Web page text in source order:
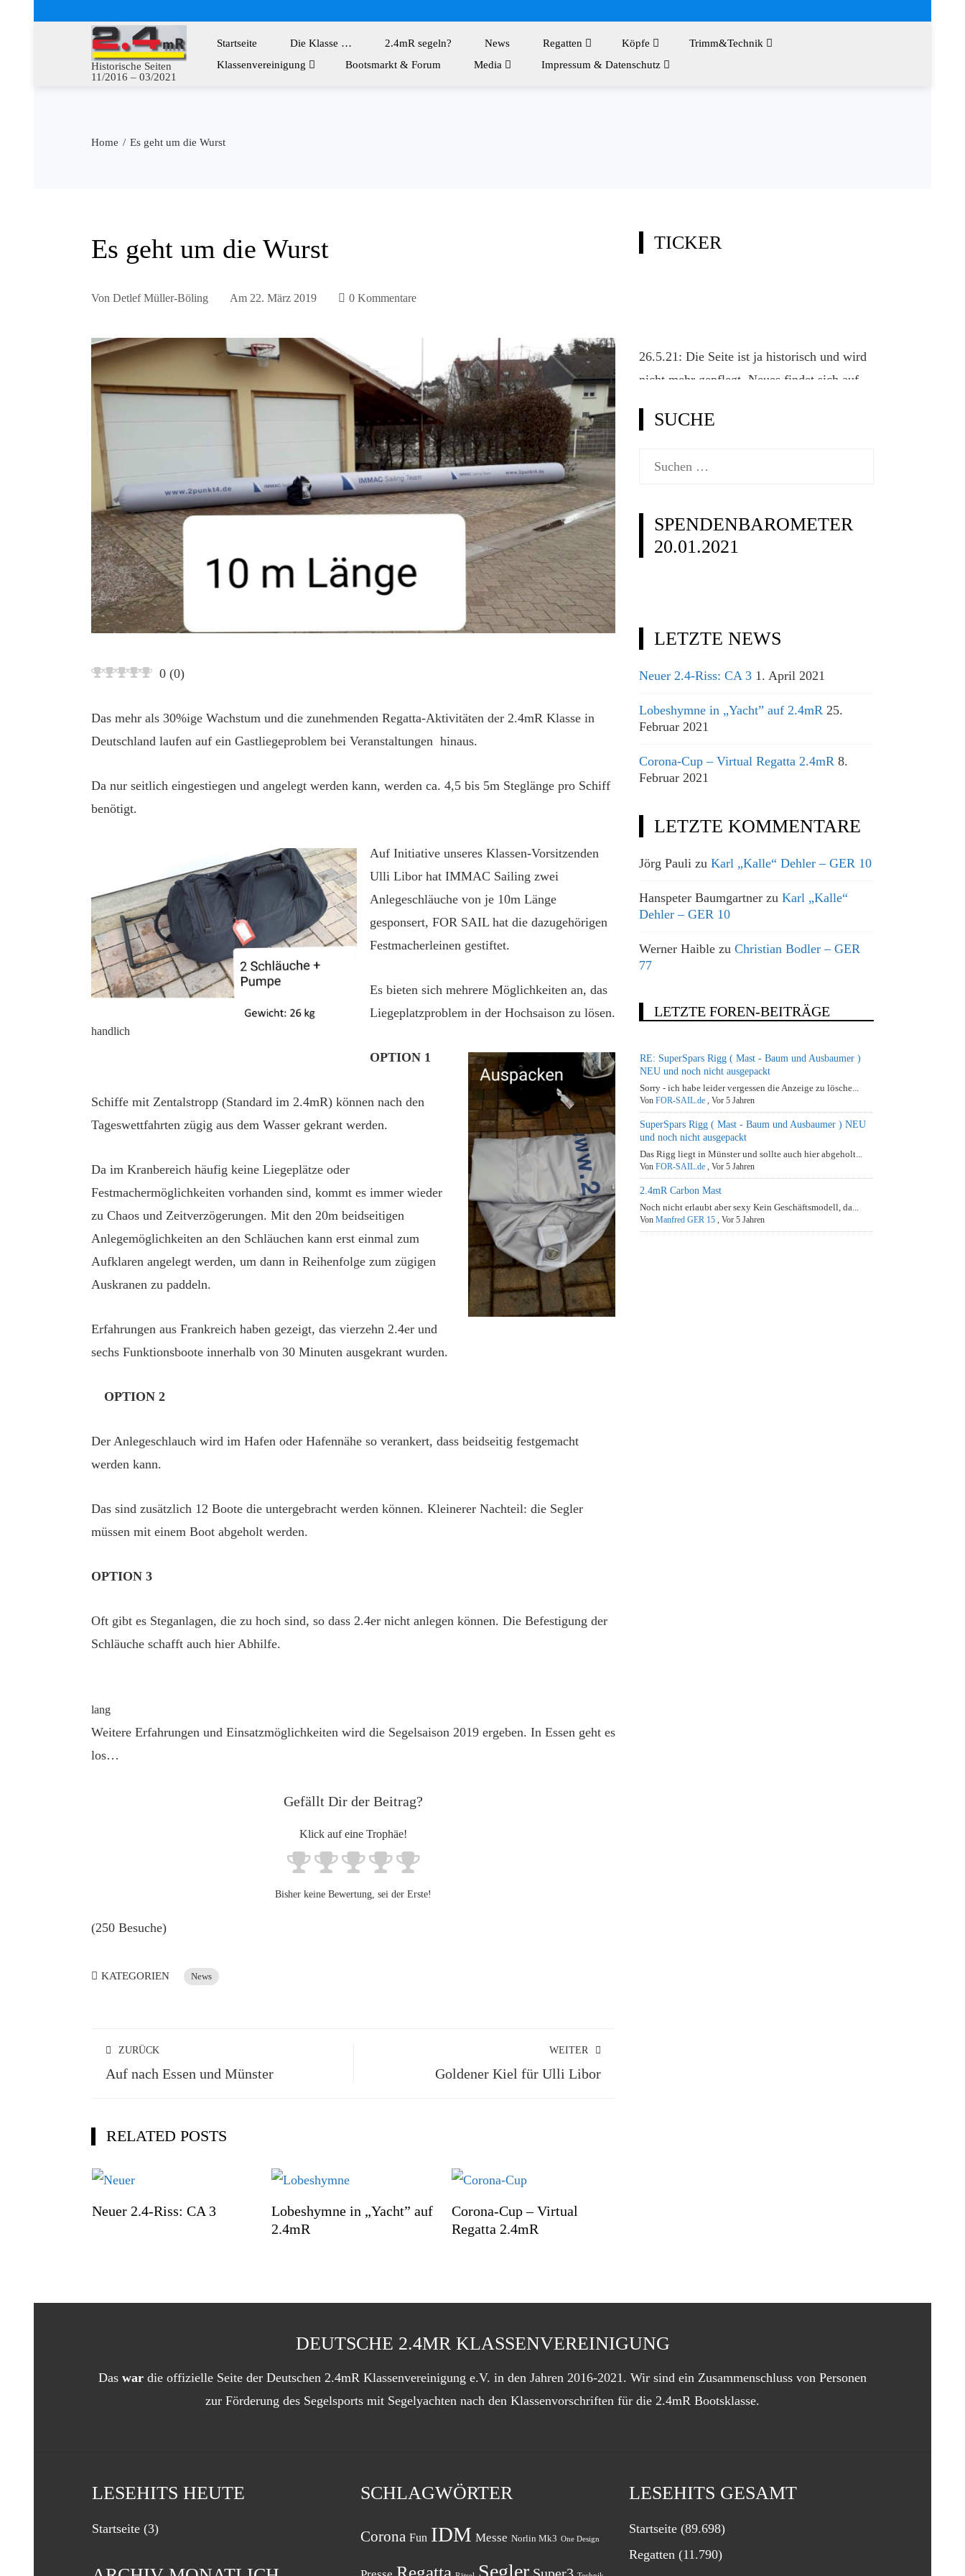
Historische Seiten
11/2016 – 03/2021
Startseite Die Klasse … 2.4mR segeln? News Regatten Köpfe
Trimm&Technik
Klassenvereinigung
Bootsmarkt & Forum Media Impressum & Datenschutz
Home Es geht um die Wurst
Es geht um die Wurst
Von Detlef Müller-Böling Am 22. März 2019 0 Kommentare
0 (0)
Das mehr als 30%ige Wachstum und die zunehmenden Regatta-Aktivitäten der 2.4mR Klasse in
Deutschland laufen auf ein Gastliegeproblem bei Veranstaltungen hinaus.
Da nur seitlich eingestiegen und angelegt werden kann, werden ca. 4,5 bis 5m Steglänge pro Schiff
benötigt.
handlich
Auf Initiative unseres Klassen-Vorsitzenden
Ulli Libor hat IMMAC Sailing zwei
Anlegeschläuche von je 10m Länge
gesponsert, FOR SAIL hat die dazugehörigen
Festmacherleinen gestiftet.
Es bieten sich mehrere Möglichkeiten an, das
Liegeplatzproblem in der Hochsaison zu lösen.
OPTION 1
Schiffe mit Zentalstropp (Standard im 2.4mR) können nach den
Tageswettfahrten zügig aus dem Wasser gekrant werden.
Da im Kranbereich häufig keine Liegeplätze oder
Festmachermöglichkeiten vorhanden sind, kommt es immer wieder
zu Chaos und Zeitverzögerungen. Mit den 20m beidseitigen
Anlegemöglichkeiten an den Schläuchen kann erst einmal zum
Aufklaren angelegt werden, um dann in Reihenfolge zum zügigen
Auskranen zu paddeln.
Erfahrungen aus Frankreich haben gezeigt, das vierzehn 2.4er und
sechs Funktionsboote innerhalb von 30 Minuten ausgekrant wurden.
OPTION 2
Der Anlegeschlauch wird im Hafen oder Hafennähe so verankert, dass beidseitig festgemacht
werden kann.
Das sind zusätzlich 12 Boote die untergebracht werden können. Kleinerer Nachteil: die Segler
müssen mit einem Boot abgeholt werden.
OPTION 3
Oft gibt es Steganlagen, die zu hoch sind, so dass 2.4er nicht anlegen können. Die Befestigung der
Schläuche schafft auch hier Abhilfe.
lang
Weitere Erfahrungen und Einsatzmöglichkeiten wird die Segelsaison 2019 ergeben. In Essen geht es
los…
Gefällt Dir der Beitrag?
Klick auf eine Trophäe!
Bisher keine Bewertung, sei der Erste!
(250 Besuche)
KATEGORIEN News
ZURÜCK
Auf nach Essen und Münster
WEITER
Goldener Kiel für Ulli Libor
RELATED POSTS
Neuer 2.4-Riss: CA 3
Lobeshymne in „Yacht” auf
2.4mR
Corona-Cup – Virtual
Regatta 2.4mR
TICKER
26.5.21: Die Seite ist ja historisch und wird
nicht mehr gepflegt. Neues findet sich auf
www.2punkt4.de.
SUCHE
Suchen
SPENDENBAROMETER
20.01.2021
LETZTE NEWS
Neuer 2.4-Riss: CA 3 1. April 2021
Lobeshymne in „Yacht” auf 2.4mR 25.
Februar 2021
Corona-Cup – Virtual Regatta 2.4mR 8.
Februar 2021
LETZTE KOMMENTARE
Jörg Pauli zu Karl „Kalle“ Dehler – GER 10
Hanspeter Baumgartner zu Karl „Kalle“
Dehler – GER 10
Werner Haible zu Christian Bodler – GER
77
LETZTE FOREN-BEITRÄGE
RE: SuperSpars Rigg ( Mast - Baum und Ausbaumer )
NEU und noch nicht ausgepackt
Sorry - ich habe leider vergessen die Anzeige zu lösche...
Von FOR-SAIL.de , Vor 5 Jahren
SuperSpars Rigg ( Mast - Baum und Ausbaumer ) NEU
und noch nicht ausgepackt
Das Rigg liegt in Münster und sollte auch hier abgeholt...
Von FOR-SAIL.de , Vor 5 Jahren
2.4mR Carbon Mast
Noch nicht erlaubt aber sexy Kein Geschäftsmodell, da...
Von Manfred GER 15 , Vor 5 Jahren
DEUTSCHE 2.4MR KLASSENVEREINIGUNG
Das war die offizielle Seite der Deutschen 2.4mR Klassenvereinigung e.V. in den Jahren 2016-2021. Wir sind ein Zusammenschluss von Personen
zur Förderung des Segelsports mit Segelyachten nach den Klassenvorschriften für die 2.4mR Bootsklasse.
LESEHITS HEUTE
Startseite (3)
SCHLAGWÖRTER
Corona Fun IDM Messe Norlin Mk3 One Design
LESEHITS GESAMT
Startseite (89.698)
Regatten (11.790)